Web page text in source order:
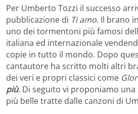
Per Umberto Tozzi il successo
pubblicazione di Ti amo. Il brano
uno dei tormentoni più famosi
italiana ed internazionale
copie in tutto il mondo. Dopo
cantautore ha scritto molti altri
dei veri e propri classici come
più. Di seguito vi proponiamo una
più belle tratte dalle canzoni di